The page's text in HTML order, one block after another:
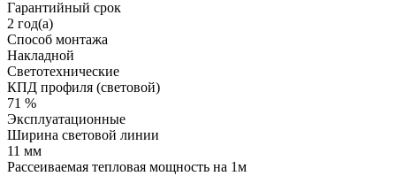
Гарантийный срок
2 год(а)
Способ монтажа
Накладной
Светотехнические
КПД профиля (cветовой)
71 %
Эксплуатационные
Ширина световой линии
11 мм
Рассеиваемая тепловая мощность на 1м